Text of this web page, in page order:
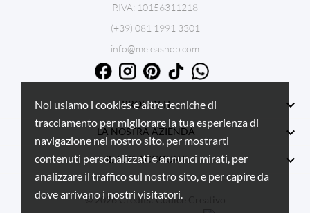
Noi usiamo i cookies e altre tecniche di
tracciamento per migliorare la tua esperienza di
navigazione nel nostro sito, per mostrarti
contenuti personalizzati e annunci mirati, per
analizzare il traffico sul nostro sito, e per capire da
dove arrivano i nostri visitatori.
P.IVA: 10156311218
(+39) 081 1991 3301
info@meleashop.com
PRODOTTI 
LA NOSTRA AZIENDA 
IL TUO ACCOUNT 
© 2026 Credits:Codice Creativo